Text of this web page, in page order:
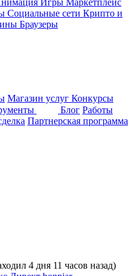
Игры Маркетплейс
Социальные сети Крипто и
Браузеры
Магазин услуг Конкурсы
Блог Работы
Партнерская программа
4 дня 11 часов назад)